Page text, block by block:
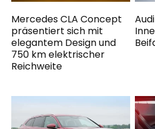
Mercedes CLA Concept
präsentiert sich mit
elegantem Design und
750 km elektrischer
Reichweite